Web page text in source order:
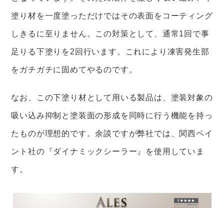
塗り材を一度塗っただけではその表面をコーティング
しきるに至りません。この対策として、通常1回で事
足りる下塗りを2回行います。これにより凍害発生部
をガチガチに固めてやるのです。
なお、この下塗り材として用いる製品は、塗装対象の
吸い込み抑制と塗装面の形成を同時に行う機能を持っ
たものが理想的です。余談ですが弊社では、関西ペイ
ント社の『ダイナミックシーラー』を使用していま
す。